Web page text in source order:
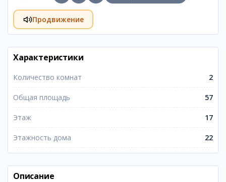
Продвижение
Характеристики
Количество комнат 2
Общая площадь 57
Этаж 17
Этажность дома 22
Описание